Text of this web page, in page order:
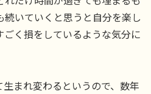
いていくと思うと自分を楽し
く損をしているような気分に
まれ変わるというので、数年